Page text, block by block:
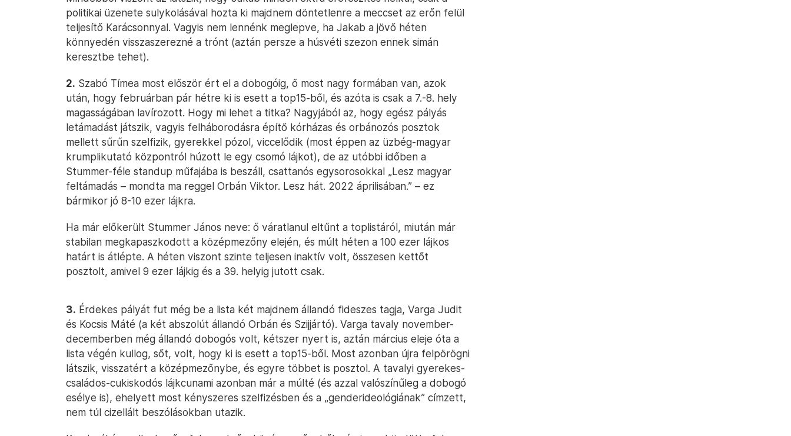
politikai üzenete sulykolásával hozta ki majdnem döntetlenre a meccset az erőn felül
teljesítő Karácsonnyal. Vagyis nem lennénk meglepve, ha Jakab a jövő héten
könnyedén visszaszerezné a trónt (aztán persze a húsvéti szezon ennek simán
keresztbe tehet).
2. Szabó Tímea most először ért el a dobogóig, ő most nagy formában van, azok
után, hogy februárban pár hétre ki is esett a top15-ből, és azóta is csak a 7.-8. hely
magasságában lavírozott. Hogy mi lehet a titka? Nagyjából az, hogy egész pályás
letámadást játszik, vagyis felháborodásra építő kórházas és orbánozós posztok
mellett sűrűn szelfizik, gyerekkel pózol, viccelődik (most éppen az üzbég-magyar
krumplikutató központról húzott le egy csomó lájkot), de az utóbbi időben a
Stummer-féle standup műfajába is beszáll, csattanós egysorosokkal „Lesz magyar
feltámadás – mondta ma reggel Orbán Viktor. Lesz hát. 2022 áprilisában.” – ez
bármikor jó 8-10 ezer lájkra.
Ha már előkerült Stummer János neve: ő váratlanul eltűnt a toplistáról, miután már
stabilan megkapaszkodott a középmezőny elején, és múlt héten a 100 ezer lájkos
határt is átlépte. A héten viszont szinte teljesen inaktív volt, összesen kettőt
posztolt, amivel 9 ezer lájkig és a 39. helyig jutott csak.
3. Érdekes pályát fut még be a lista két majdnem állandó fideszes tagja, Varga Judit
és Kocsis Máté (a két abszolút állandó Orbán és Szijjártó). Varga tavaly november-
decemberben még állandó dobogós volt, kétszer nyert is, aztán március eleje óta a
lista végén kullog, sőt, volt, hogy ki is esett a top15-ből. Most azonban újra felpörögni
látszik, visszatért a középmezőnybe, és egyre többet is posztol. A tavalyi gyerekes-
családos-cukiskodós lájkcunami azonban már a múlté (és azzal valószínűleg a dobogó
esélye is), ehelyett most kényszeres szelfizésben és a „genderideológiának” címzett,
nem túl cizellált beszólásokban utazik.